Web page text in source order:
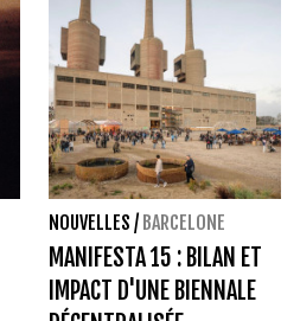
NOUVELLES / BARCELONE
MANIFESTA 15 : BILAN ET
IMPACT D'UNE BIENNALE